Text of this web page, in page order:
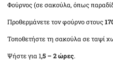
Φούρνος (σε σακούλα, όπως
Προθερμάνετε τον φούρνο στους
Τοποθετήστε τη σακούλα σε ταψί
Ψήστε για 1,5 – 2 ώρες.